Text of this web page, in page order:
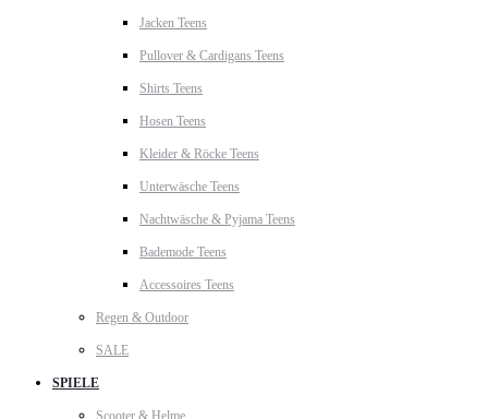
Jacken Teens
Pullover & Cardigans Teens
Shirts Teens
Hosen Teens
Kleider & Röcke Teens
Unterwäsche Teens
Nachtwäsche & Pyjama Teens
Bademode Teens
Accessoires Teens
Regen & Outdoor
SALE
SPIELE
Scooter & Helme